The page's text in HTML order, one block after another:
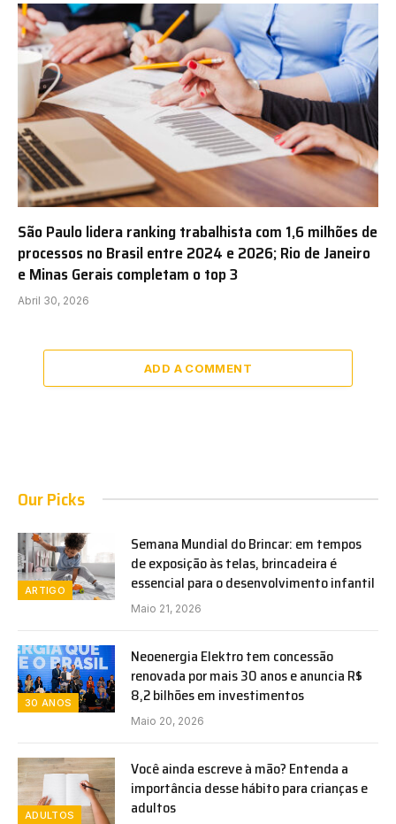
São Paulo lidera ranking trabalhista com 1,6 milhões de
processos no Brasil entre 2024 e 2026; Rio de Janeiro
e Minas Gerais completam o top 3
Abril 30, 2026
ADD A COMMENT
Our Picks
ARTIGO
Semana Mundial do Brincar: em tempos
de exposição às telas, brincadeira é
essencial para o desenvolvimento infantil
Maio 21, 2026
30 ANOS
Neoenergia Elektro tem concessão
renovada por mais 30 anos e anuncia R$
8,2 bilhões em investimentos
Maio 20, 2026
ADULTOS
Você ainda escreve à mão? Entenda a
importância desse hábito para crianças e
adultos